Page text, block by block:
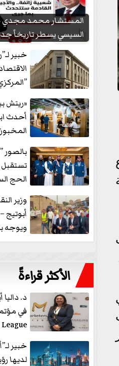
المستشار محمد مجدي
السيسي يسطر تاريخاً
بشعبيته...
خبير
«ريتش
أحدث
منتجات...
بالصور
تستقبل
الحج
وزير
ويوجه
من...
الأكثر قراءةً
د.
وتدير
خبير
لديها